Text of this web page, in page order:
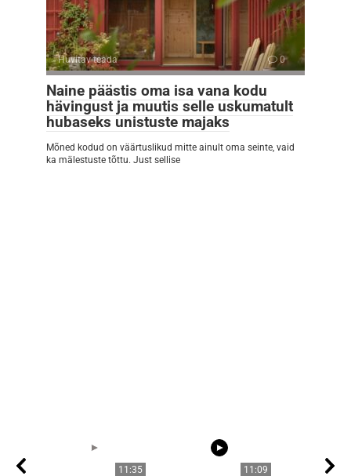
Huvitav teada 0
Naine päästis oma isa vana kodu
hävingust ja muutis selle uskumatult
hubaseks unistuste majaks
Mõned kodud on väärtuslikud mitte ainult oma seinte, vaid
ka mälestuste tõttu. Just sellise
11:35 11:09